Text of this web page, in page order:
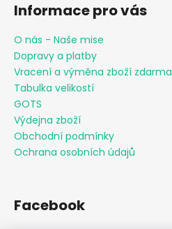
Informace pro vás
O nás - Naše mise
Dopravy a platby
Vracení a výměna zboží zdarma
Tabulka velikostí
GOTS
Výdejna zboží
Obchodní podmínky
Ochrana osobních údajů
Facebook